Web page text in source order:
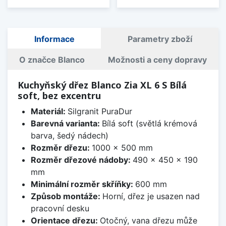
Informace Parametry zboží
O značce Blanco Možnosti a ceny dopravy
Kuchyňský dřez Blanco Zia XL 6 S Bílá
soft, bez excentru
Materiál: Silgranit PuraDur
Barevná varianta: Bílá soft (světlá krémová
barva, šedý nádech)
Rozměr dřezu: 1000 x 500 mm
Rozměr dřezové nádoby: 490 x 450 x 190
mm
Minimální rozměr skříňky: 600 mm
Způsob montáže: Horní, dřez je usazen nad
pracovní desku
Orientace dřezu: Otočný, vana dřezu může